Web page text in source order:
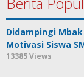
Didampingi
Motivasi Siswa
13385 Views